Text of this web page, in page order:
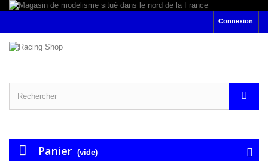
Connexion
Panier (vide)